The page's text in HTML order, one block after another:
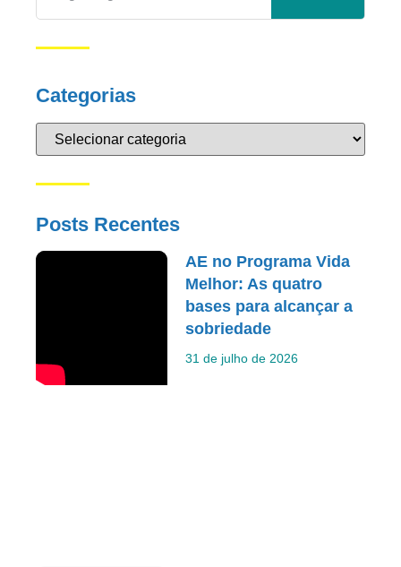
Categorias
Posts Recentes
AE no Programa Vida
Melhor: As quatro
bases para alcançar a
sobriedade
31 de julho de 2026